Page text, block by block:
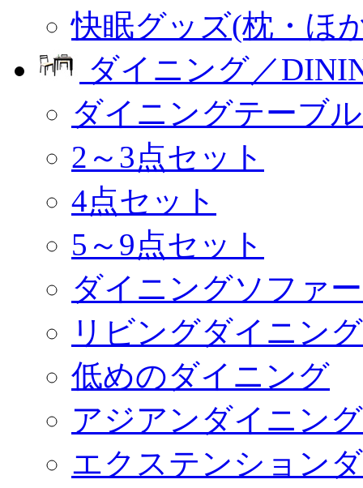
快眠グッズ(枕・ほ
ダイニング／
ダイニングテーブ
2～3点セット
4点セット
5～9点セット
ダイニングソファ
リビングダイニン
低めのダイニング
アジアンダイニング
エクステンション